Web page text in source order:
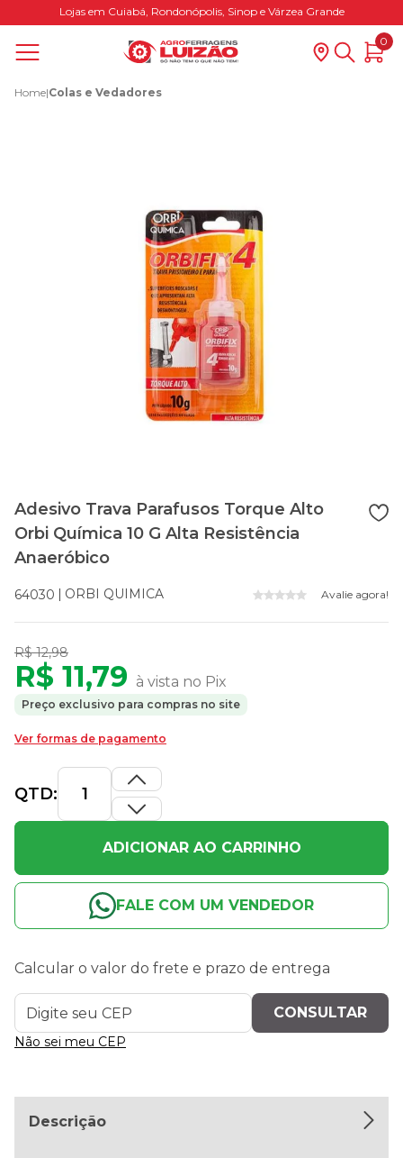
Lojas em Cuiabá, Rondonópolis, Sinop e Várzea Grande
0
Home|Colas e Vedadores
Adesivo Trava Parafusos Torque Alto
Orbi Química 10 G Alta Resistência
Anaeróbico
64030 ORBI QUIMICA Avalie agora!
R$ 12,98
R$ 11,79 à vista no Pix
Preço exclusivo para compras no site
Ver formas de pagamento
QTD:
ADICIONAR AO CARRINHO
FALE COM UM VENDEDOR
Calcular o valor do frete e prazo de entrega
Não sei meu CEP
Descrição